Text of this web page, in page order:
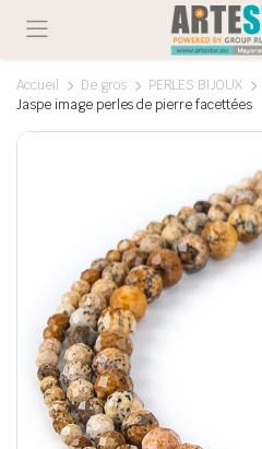
Accueil De gros PERLES BIJOUX
Jaspe image perles de pierre facettées